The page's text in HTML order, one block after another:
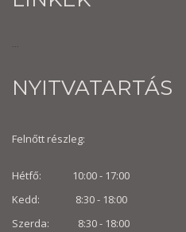
...
NYITVATARTÁS
Felnőtt részleg:
Hétfő: 10:00 - 17:00
Kedd: 8:30 - 18:00
Szerda: 8:30 - 18:00